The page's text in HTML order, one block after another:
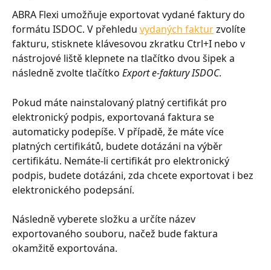
ABRA Flexi umožňuje exportovat vydané faktury do
formátu ISDOC. V přehledu vydaných faktur zvolíte
fakturu, stisknete klávesovou zkratku Ctrl+I nebo v
nástrojové liště klepnete na tlačítko dvou šipek a
následně zvolte tlačítko Export e-faktury ISDOC.
Pokud máte nainstalovaný platný certifikát pro
elektronický podpis, exportovaná faktura se
automaticky podepíše. V případě, že máte více
platných certifikátů, budete dotázáni na výběr
certifikátu. Nemáte-li certifikát pro elektronický
podpis, budete dotázáni, zda chcete exportovat i bez
elektronického podepsání.
Následně vyberete složku a určíte název
exportovaného souboru, načež bude faktura
okamžitě exportována.